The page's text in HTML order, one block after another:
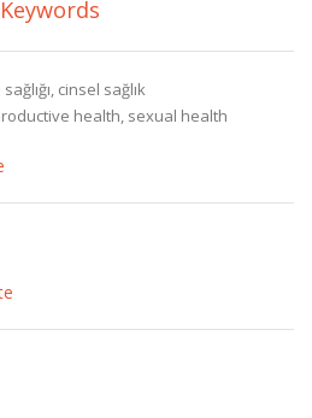
cinsel sağlık
health, sexual health